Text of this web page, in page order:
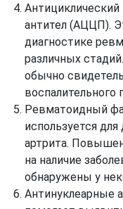
антител (АЦЦП).
диагностике
различных
обычно
воспалительного
Ревматоидный
используется
артрита.
на наличие
обнаружены у
Антинуклеарные